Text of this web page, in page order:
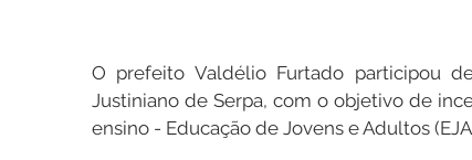
O prefeito Valdélio Furtado participou
Justiniano de Serpa, com o objetivo de
ensino - Educação de Jovens e Adultos